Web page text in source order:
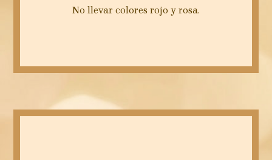
No llevar colores rojo y rosa.